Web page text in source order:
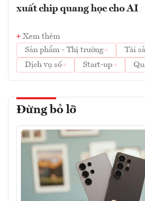
xuất chip quang học cho AI
Xem thêm
Sản phẩm - Thị trường
Tài
Dịch vụ số
Start-up
Đừng bỏ lỡ